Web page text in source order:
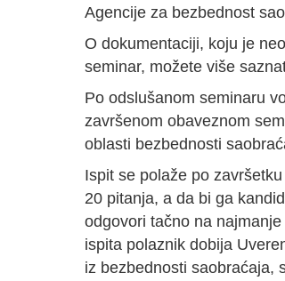
Agencije za bezbednost
O dokumentaciji, koju je
seminar, možete više
Po odslušanom seminaru
završenom obaveznom
oblasti bezbednosti
Ispit se polaže po
20 pitanja, a da bi ga
odgovori tačno na
ispita polaznik dobija
iz bezbednosti saobraćaja,